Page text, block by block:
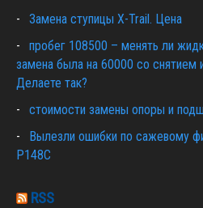
Замена ступицы X-Trail. Цена
пробег 108500 – менять ли
замена была на 60000 со снятием
Делаете так?
стоимости замены опоры и
Вылезли ошибки по сажевому
P148C
RSS